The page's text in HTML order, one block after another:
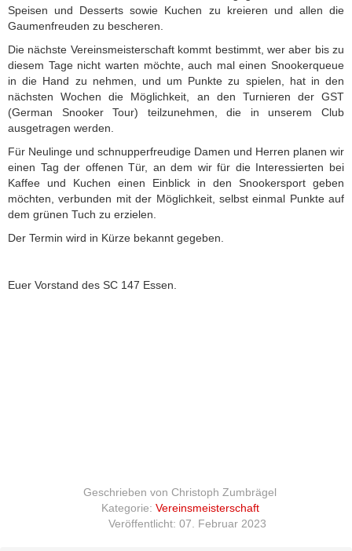
Speisen und Desserts sowie Kuchen zu kreieren und allen die
Gaumenfreuden zu bescheren.
Die nächste Vereinsmeisterschaft kommt bestimmt, wer aber bis zu
diesem Tage nicht warten möchte, auch mal einen Snookerqueue
in die Hand zu nehmen, und um Punkte zu spielen, hat in den
nächsten Wochen die Möglichkeit, an den Turnieren der GST
(German Snooker Tour) teilzunehmen, die in unserem Club
ausgetragen werden.
Für Neulinge und schnupperfreudige Damen und Herren planen wir
einen Tag der offenen Tür, an dem wir für die Interessierten bei
Kaffee und Kuchen einen Einblick in den Snookersport geben
möchten, verbunden mit der Möglichkeit, selbst einmal Punkte auf
dem grünen Tuch zu erzielen.
Der Termin wird in Kürze bekannt gegeben.
Euer Vorstand des SC 147 Essen.
Geschrieben von Christoph Zumbrägel
Kategorie: Vereinsmeisterschaft
Veröffentlicht: 07. Februar 2023